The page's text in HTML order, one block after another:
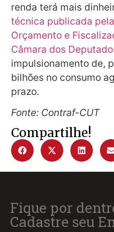
renda terá mais
técnica publicada
Orçamento e
Câmara dos
impulsionamento de,
bilhões no consumo
prazo.
Fonte: Contraf-CUT
Compartilhe!
Fique por
Cadastre seu